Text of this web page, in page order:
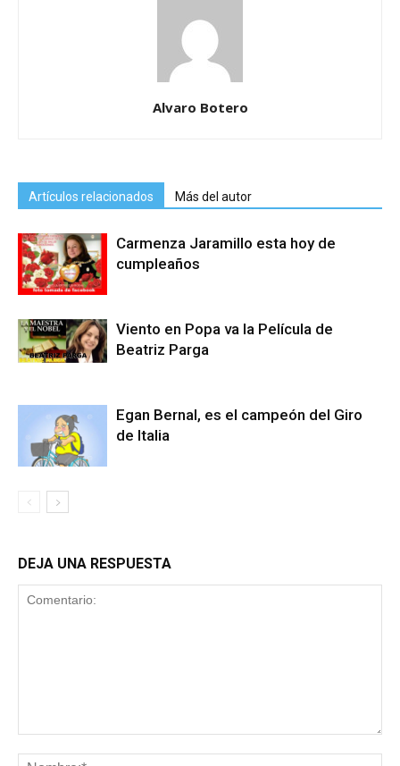
Alvaro Botero
Artículos relacionados Más del autor
Carmenza Jaramillo esta hoy de
cumpleaños
Viento en Popa va la Película de
Beatriz Parga
Egan Bernal, es el campeón del Giro
de Italia
DEJA UNA RESPUESTA